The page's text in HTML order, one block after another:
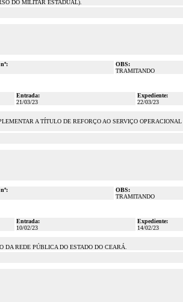
DO MILITAR ESTADUAL).
OBS:
TRAMITANDO
Entrada:
21/03/23
Expediente:
22/03/23
A TÍTULO DE REFORÇO AO SERVIÇO
OBS:
TRAMITANDO
Entrada:
10/02/23
Expediente:
14/02/23
DA REDE PÚBLICA DO ESTADO DO CEARÁ.